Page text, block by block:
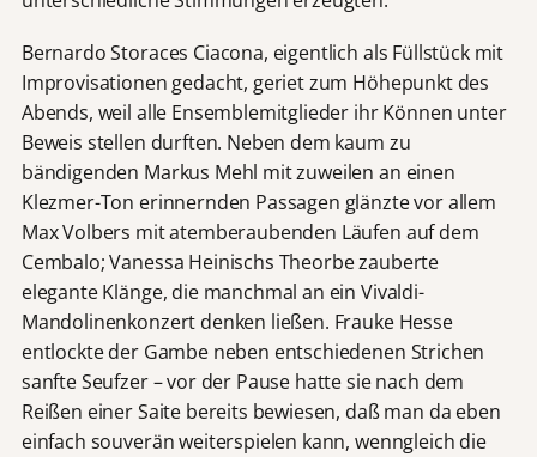
Bernardo Storaces Ciacona, eigentlich als Füllstück mit
Improvisationen gedacht, geriet zum Höhepunkt des
Abends, weil alle Ensemblemitglieder ihr Können unter
Beweis stellen durften. Neben dem kaum zu
bändigenden Markus Mehl mit zuweilen an einen
Klezmer-Ton erinnernden Passagen glänzte vor allem
Max Volbers mit atemberaubenden Läufen auf dem
Cembalo; Vanessa Heinischs Theorbe zauberte
elegante Klänge, die manchmal an ein Vivaldi-
Mandolinenkonzert denken ließen. Frauke Hesse
entlockte der Gambe neben entschiedenen Strichen
sanfte Seufzer – vor der Pause hatte sie nach dem
Reißen einer Saite bereits bewiesen, daß man da eben
einfach souverän weiterspielen kann, wenngleich die